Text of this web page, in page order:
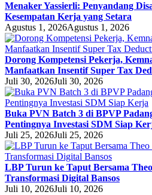
Menaker Yassierli: Penyandang
Kesempatan Kerja yang Setara
Agustus 1, 2026Agustus 1, 2026
Dorong Kompetensi Pekerja,
Manfaatkan Insentif Super Tax
Juli 30, 2026Juli 30, 2026
Buka PVN Batch 3 di BPVP
Pentingnya Investasi SDM Siap
Juli 25, 2026Juli 25, 2026
LBP Turun ke Taput Bersama
Transformasi Digital Bansos
Juli 10, 2026Juli 10, 2026